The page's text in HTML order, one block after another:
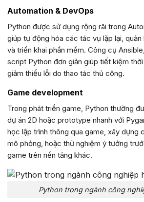
Automation & DevOps
Python được sử dụng rộng rãi trong
giúp tự động hóa các tác vụ lặp lại,
và triển khai phần mềm. Công cụ
script Python đơn giản giúp tiết kiệm thời
giảm thiểu lỗi do thao tác thủ công.
Game development
Trong phát triển game, Python thường
dự án 2D hoặc prototype nhanh với
học lập trình thông qua game, xây dựng
mô phỏng, hoặc thử nghiệm ý tưởng
game trên nền tảng khác.
Python trong ngành công